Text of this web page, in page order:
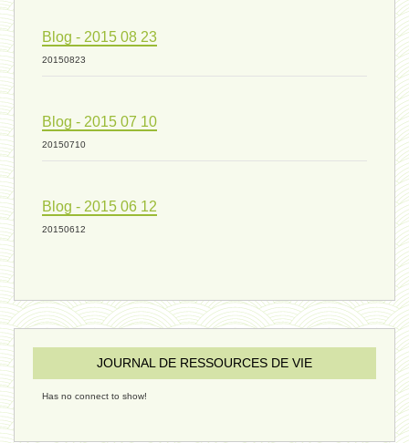
humain 06 - 6 août 2024
sous-groupe humain - 27 juillet
riche - 25 juillet 2024
Blog - 2015 08 23
20150823
Blog - 2015 07 10
20150710
Blog - 2015 06 12
20150612
JOURNAL DE RESSOURCES DE VIE
Has no connect to show!